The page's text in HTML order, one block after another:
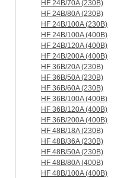
HF 24B/70A (230B)
HF 24B/80A (230B)
HF 24B/100A (230B)
HF 24B/100A (400B)
HF 24B/120A (400B)
HF 24B/200A (400B)
HF 36B/20A (230B)
HF 36B/50A (230B)
HF 36B/60A (230B)
HF 36B/100A (400B)
HF 36B/120A (400B)
HF 36B/200A (400B)
HF 48B/18A (230B)
HF 48B/36A (230B)
HF 48B/50A (230B)
HF 48B/80A (400B)
HF 48B/100A (400B)